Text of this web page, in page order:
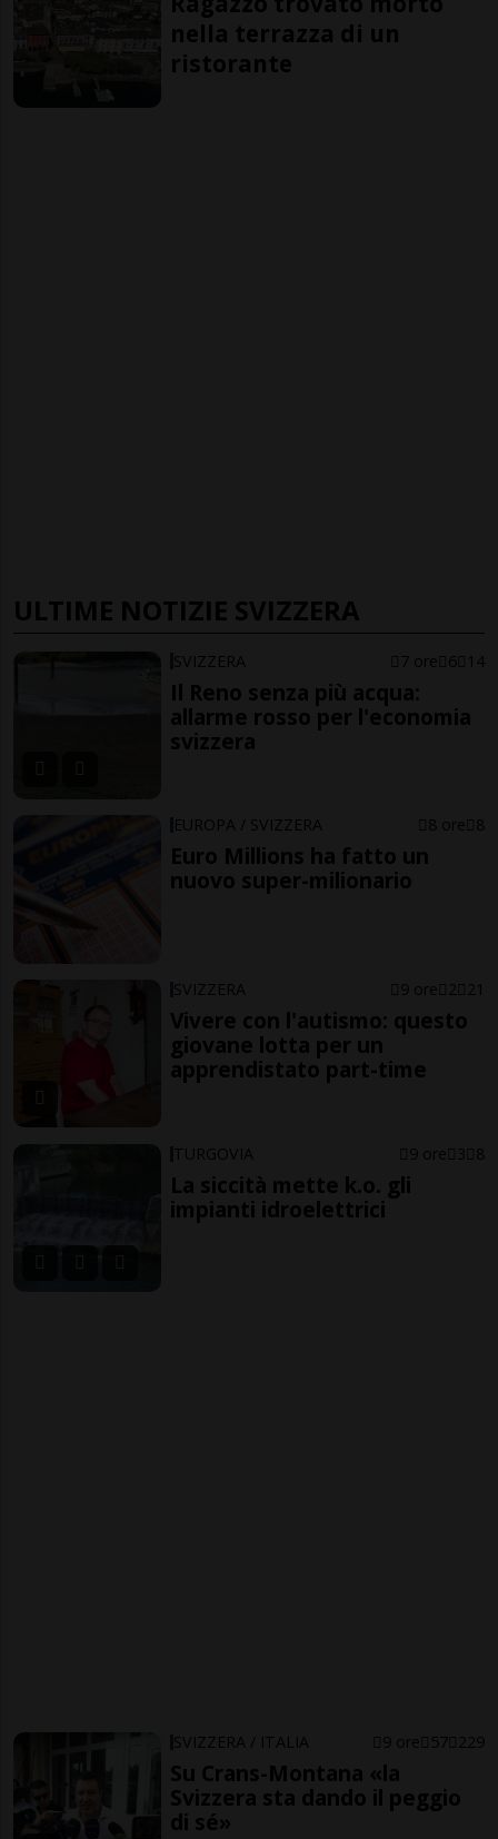
nella terrazza di un
ristorante
ULTIME NOTIZIE SVIZZERA
SVIZZERA 7 ore 6 14
Il Reno senza più acqua:
allarme rosso per l'economia
svizzera
EUROPA / SVIZZERA 8 ore 8
Euro Millions ha fatto un
nuovo super-milionario
SVIZZERA 9 ore 2 21
Vivere con l'autismo: questo
giovane lotta per un
apprendistato part-time
TURGOVIA 9 ore 3 8
La siccità mette k.o. gli
impianti idroelettrici
SVIZZERA / ITALIA 9 ore 57 229
Su Crans-Montana «la
Svizzera sta dando il peggio
di sé»